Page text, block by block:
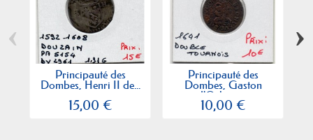
Principauté des
Dombes, Henri II de...
15,00 €
Principauté des
Dombes, Gaston
d'Orleans...
10,00 €
‹ ›